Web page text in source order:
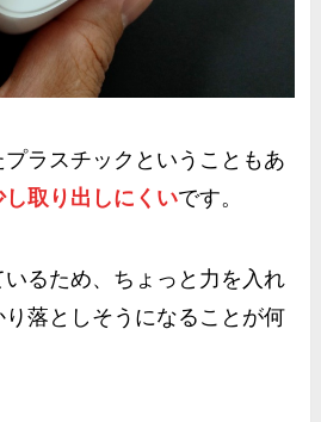
ラスチックということもあ
取り出しにくいです。
るため、ちょっと力を入れ
落としそうになることが何